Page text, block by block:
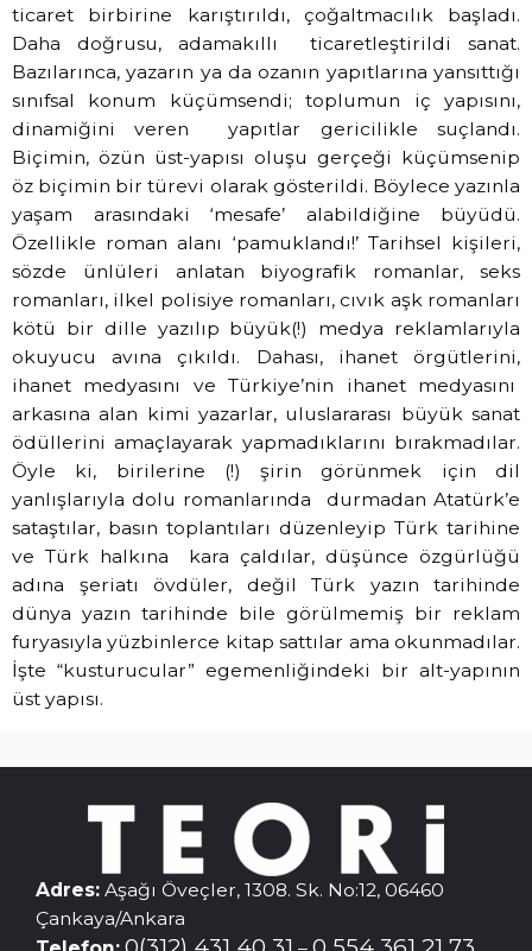
ticaret birbirine karıştırıldı, çoğaltmacılık başladı.
Daha doğrusu, adamakıllı
ticaretleştirildi sanat.
Bazılarınca, yazarın ya da ozanın yapıtlarına yansıttığı
sınıfsal konum küçümsendi; toplumun iç yapısını,
dinamiğini veren
yapıtlar gericilikle suçlandı.
Biçimin, özün üst-yapısı oluşu gerçeği küçümsenip
öz biçimin bir türevi olarak gösterildi. Böylece yazınla
yaşam arasındaki ‘mesafe’ alabildiğine büyüdü.
Özellikle roman alanı ‘pamuklandı!’ Tarihsel kişileri,
sözde ünlüleri anlatan biyografik romanlar, seks
romanları, ilkel polisiye romanları, cıvık aşk romanları
kötü bir dille yazılıp büyük(!) medya reklamlarıyla
okuyucu avına çıkıldı. Dahası, ihanet örgütlerini,
ihanet medyasını ve Türkiye’nin ihanet medyasını
arkasına alan kimi yazarlar, uluslararası büyük sanat
ödüllerini amaçlayarak yapmadıklarını bırakmadılar.
Öyle ki, birilerine (!) şirin görünmek için dil
yanlışlarıyla dolu romanlarında
durmadan Atatürk’e
sataştılar, basın toplantıları düzenleyip Türk tarihine
ve Türk halkına
kara çaldılar, düşünce özgürlüğü
adına şeriatı övdüler, değil Türk yazın tarihinde
dünya yazın tarihinde bile görülmemiş bir reklam
furyasıyla yüzbinlerce kitap sattılar ama okunmadılar.
İşte “kusturucular” egemenliğindeki bir alt-yapının
üst yapısı.
Adres: Aşağı Öveçler, 1308. Sk. No:12, 06460
Çankaya/Ankara